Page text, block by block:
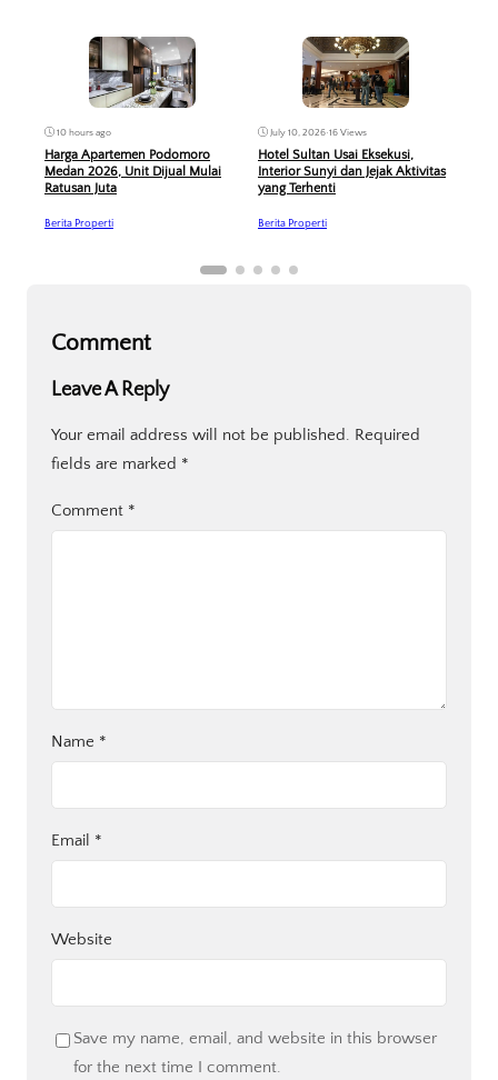
10 hours ago
Harga Apartemen Podomoro
Medan 2026, Unit Dijual Mulai
Ratusan Juta
Berita Properti
July 10, 2026•16 Views
Hotel Sultan Usai Eksekusi,
Interior Sunyi dan Jejak Aktivitas
yang Terhenti
Berita Properti
Comment
Leave A Reply
Your email address will not be published. Required
fields are marked *
Comment *
Name *
Email *
Website
Save my name, email, and website in this browser
for the next time I comment.